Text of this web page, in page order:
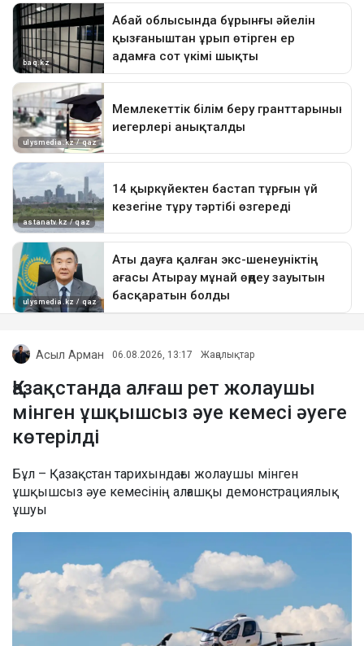
Асыл Арман 06.08.2026, 13:17 Жаңалықтар
Қазақстанда алғаш рет жолаушы
мінген ұшқышсыз әуе кемесі әуеге
көтерілді
Бұл – Қазақстан тарихындағы жолаушы мінген
ұшқышсыз әуе кемесінің алғашқы демонстрациялық
ұшуы